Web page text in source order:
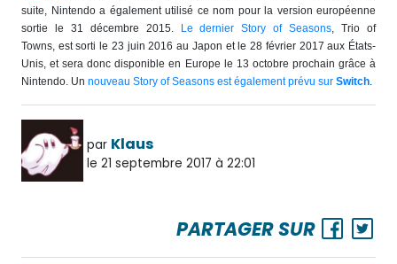
suite, Nintendo a également utilisé ce nom pour la version européenne
sortie le 31 décembre 2015.
Le dernier Story of Seasons, Trio of
Towns, est sorti le 23 juin 2016 au Japon et le 28 février 2017 aux États-
Unis, et sera donc disponible en Europe le 13 octobre prochain grâce à
Nintendo. Un nouveau Story of Seasons est également prévu sur Switch.
par Klaus
le 21 septembre 2017 à 22:01
PARTAGER SUR